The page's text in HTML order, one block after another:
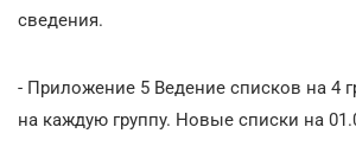
сведения.
- Приложение 5 Ведение списков на 4
на каждую группу. Новые списки на